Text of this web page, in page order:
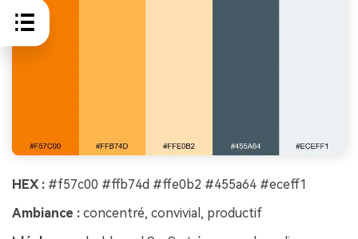
HEX : #f57c00 #ffb74d #ffe0b2 #455a64 #eceff1
Ambiance : concentré, convivial, productif